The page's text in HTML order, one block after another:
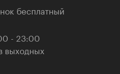
бесплатный
- 23:00
выходных